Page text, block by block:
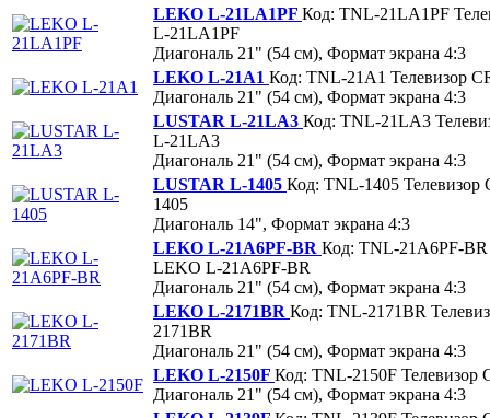
LEKO L-21LA1PF Код: TNL-21LA1PF
L-21LA1PF
Диагональ 21" (54 см), Формат экрана 4:3
LEKO L-21A1 Код: TNL-21A1 Телевизор
Диагональ 21" (54 см), Формат экрана 4:3
LUSTAR L-21LA3 Код: TNL-21LA3
L-21LA3
Диагональ 21" (54 см), Формат экрана 4:3
LUSTAR L-1405 Код: TNL-1405
1405
Диагональ 14", Формат экрана 4:3
LEKO L-21A6PF-BR Код: TNL-21A6PF-BR
LEKO L-21A6PF-BR
Диагональ 21" (54 см), Формат экрана 4:3
LEKO L-2171BR Код: TNL-2171BR
2171BR
Диагональ 21" (54 см), Формат экрана 4:3
LEKO L-2150F Код: TNL-2150F Телевизор
Диагональ 21" (54 см), Формат экрана 4:3